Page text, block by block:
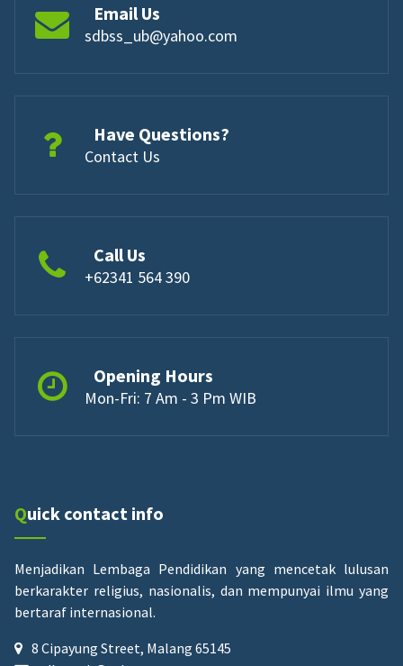
Email Us
sdbss_ub@yahoo.com
Have Questions?
Contact Us
Call Us
+62341 564 390
Opening Hours
Mon-Fri: 7 Am - 3 Pm WIB
Quick contact info
Menjadikan Lembaga Pendidikan yang mencetak lulusan
berkarakter religius, nasionalis, dan mempunyai ilmu yang
bertaraf internasional.
8 Cipayung Street, Malang 65145